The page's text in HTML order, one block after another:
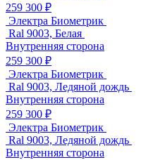
259 300 ₽
Электра Биометрик
Ral 9003, Белая
Внутренняя сторона
259 300 ₽
Электра Биометрик
Ral 9003, Ледяной дождь
Внутренняя сторона
259 300 ₽
Электра Биометрик
Ral 9003, Ледяной дождь
Внутренняя сторона